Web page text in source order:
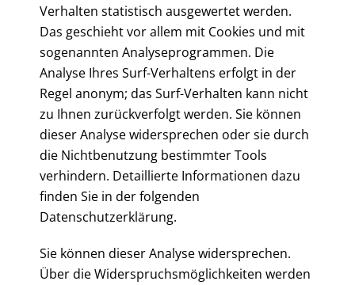
Verhalten statistisch ausgewertet werden.
Das geschieht vor allem mit Cookies und mit
sogenannten Analyseprogrammen. Die
Analyse Ihres Surf-Verhaltens erfolgt in der
Regel anonym; das Surf-Verhalten kann nicht
zu Ihnen zurückverfolgt werden. Sie können
dieser Analyse widersprechen oder sie durch
die Nichtbenutzung bestimmter Tools
verhindern. Detaillierte Informationen dazu
finden Sie in der folgenden
Datenschutzerklärung.
Sie können dieser Analyse widersprechen.
Über die Widerspruchsmöglichkeiten werden